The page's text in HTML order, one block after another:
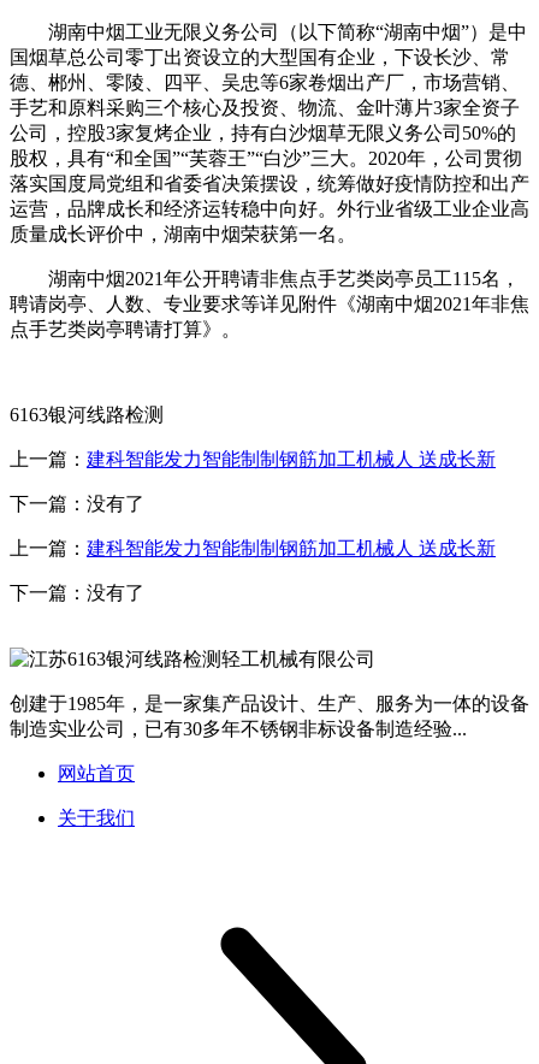
湖南中烟工业无限义务公司（以下简称“湖南中烟”）是中
国烟草总公司零丁出资设立的大型国有企业，下设长沙、常
德、郴州、零陵、四平、吴忠等6家卷烟出产厂，市场营销、
手艺和原料采购三个核心及投资、物流、金叶薄片3家全资子
公司，控股3家复烤企业，持有白沙烟草无限义务公司50%的
股权，具有“和全国”“芙蓉王”“白沙”三大。2020年，公司贯彻
落实国度局党组和省委省决策摆设，统筹做好疫情防控和出产
运营，品牌成长和经济运转稳中向好。外行业省级工业企业高
质量成长评价中，湖南中烟荣获第一名。
湖南中烟2021年公开聘请非焦点手艺类岗亭员工115名，
聘请岗亭、人数、专业要求等详见附件《湖南中烟2021年非焦
点手艺类岗亭聘请打算》。
6163银河线路检测
上一篇： 建科智能发力智能制制钢筋加工机械人 送成长新
下一篇：没有了
上一篇： 建科智能发力智能制制钢筋加工机械人 送成长新
下一篇：没有了
创建于1985年，是一家集产品设计、生产、服务为一体的设备
制造实业公司，已有30多年不锈钢非标设备制造经验...
网站首页
关于我们